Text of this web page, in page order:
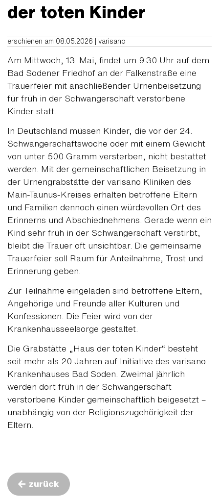
der toten Kinder
erschienen am 08.05.2026 | varisano
Am Mittwoch, 13. Mai, findet um 9.30 Uhr auf dem
Bad Sodener Friedhof an der Falkenstraße eine
Trauerfeier mit anschließender Urnenbeisetzung
für früh in der Schwangerschaft verstorbene
Kinder statt.
In Deutschland müssen Kinder, die vor der 24.
Schwangerschaftswoche oder mit einem Gewicht
von unter 500 Gramm versterben, nicht bestattet
werden. Mit der gemeinschaftlichen Beisetzung in
der Urnengrabstätte der varisano Kliniken des
Main-Taunus-Kreises erhalten betroffene Eltern
und Familien dennoch einen würdevollen Ort des
Erinnerns und Abschiednehmens. Gerade wenn ein
Kind sehr früh in der Schwangerschaft verstirbt,
bleibt die Trauer oft unsichtbar. Die gemeinsame
Trauerfeier soll Raum für Anteilnahme, Trost und
Erinnerung geben.
Zur Teilnahme eingeladen sind betroffene Eltern,
Angehörige und Freunde aller Kulturen und
Konfessionen. Die Feier wird von der
Krankenhausseelsorge gestaltet.
Die Grabstätte „Haus der toten Kinder“ besteht
seit mehr als 20 Jahren auf Initiative des varisano
Krankenhauses Bad Soden. Zweimal jährlich
werden dort früh in der Schwangerschaft
verstorbene Kinder gemeinschaftlich beigesetzt –
unabhängig von der Religionszugehörigkeit der
Eltern.
zurück